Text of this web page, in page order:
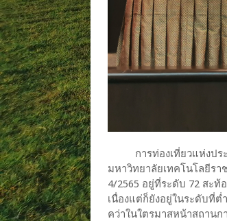
การท่องเที่ยวแห่งประเ
มหาวิทยาลัยเทคโนโลยีร
4/2565 อยู่ที่ระดับ 72 สะ
เนื่องแต่ก็ยังอยู่ในระดับที่ต่
คว่าในใตรมาสหน้าสถาน